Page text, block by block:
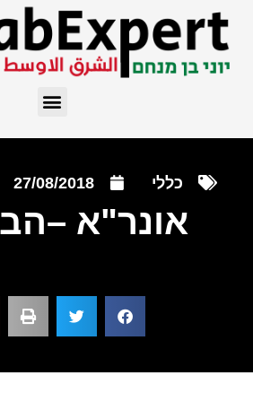
כללי 27/08/2018
אונר"א